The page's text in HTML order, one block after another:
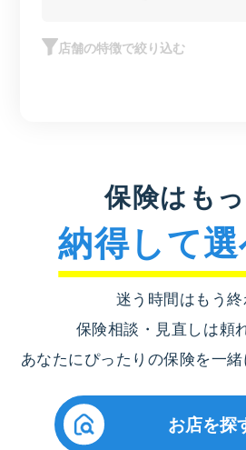
店舗の特徴で絞り込む
保険はもっ
納得して選
迷う時間はもう
保険相談・見直しは頼
あなたにぴったりの保険を一
お店を探